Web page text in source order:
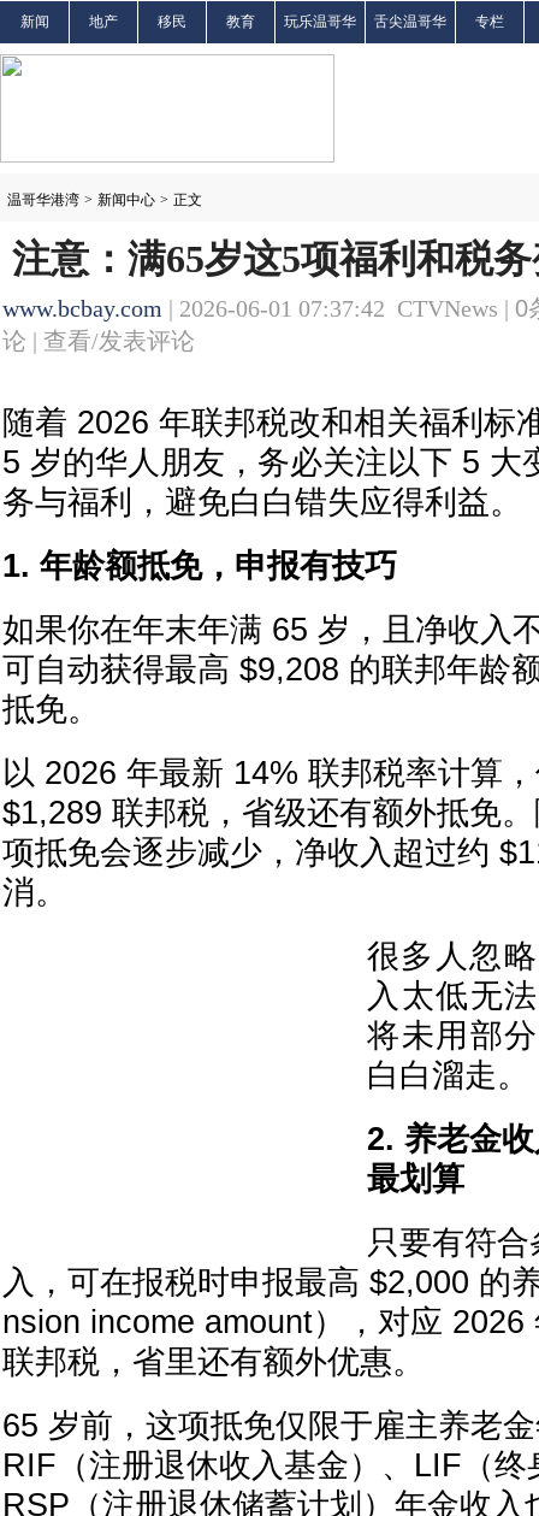
新闻 地产 移民 教育 玩乐温哥华 舌尖温哥华 专栏
温哥华港湾 > 新闻中心 > 正文
注意：满65岁这5项福利和税
www.bcbay.com | 2026-06-01 07:37:42 CTVNews | 0
论 | 查看/发表评论
随着 2026 年联邦税改和相关福利标
5 岁的华人朋友，务必关注以下 5 大
务与福利，避免白白错失应得利益。
1. 年龄额抵免，申报有技巧
如果你在年末年满 65 岁，且净收入
可自动获得最高 $9,208 的联邦年龄
抵免。
以 2026 年最新 14% 联邦税率计算
$1,289 联邦税，省级还有额外抵免
项抵免会逐步减少，净收入超过约
消。
很多人忽
入太低无
将未用部
白白溜走。
2. 养老金
最划算
只要有符
入，可在报税时申报最高 $2,000 的
nsion income amount），对应 2026
联邦税，省里还有额外优惠。
65 岁前，这项抵免仅限于雇主养老
RIF（注册退休收入基金）、LIF（
RSP（注册退休储蓄计划）年金收入